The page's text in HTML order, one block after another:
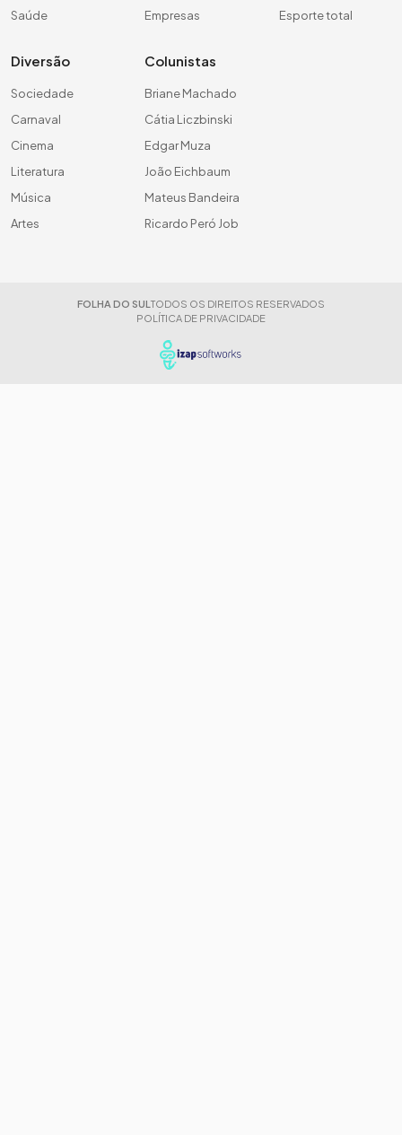
Saúde
Empresas
Esporte total
Diversão
Sociedade
Carnaval
Cinema
Literatura
Música
Artes
Colunistas
Briane Machado
Cátia Liczbinski
Edgar Muza
João Eichbaum
Mateus Bandeira
Ricardo Peró Job
FOLHA DO SUL TODOS OS DIREITOS RESERVADOS
POLÍTICA DE PRIVACIDADE